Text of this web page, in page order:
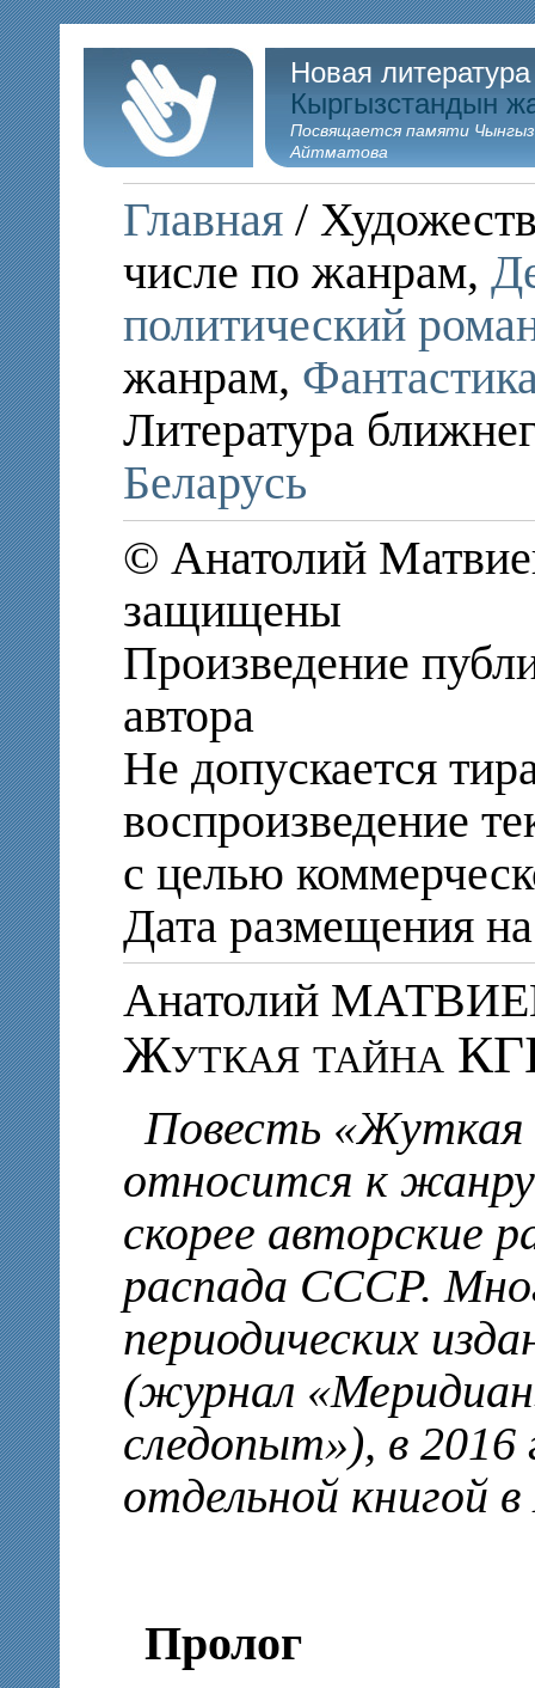
Новая
Кыргызстандын
Посвящается памяти
Айтматова
Главная /
числе по жанрам,
политический
жанрам,
Литература
Беларусь
© Анатолий
защищены
Произведение
автора
Не допускается
воспроизведение
с целью
Дата размещения
Анатолий
Жуткая тайна
Повесть «Жуткая
относится к
скорее авторские
распада СССР.
периодических
(журнал
следопыт»), в 2016
отдельной книгой в
Пролог